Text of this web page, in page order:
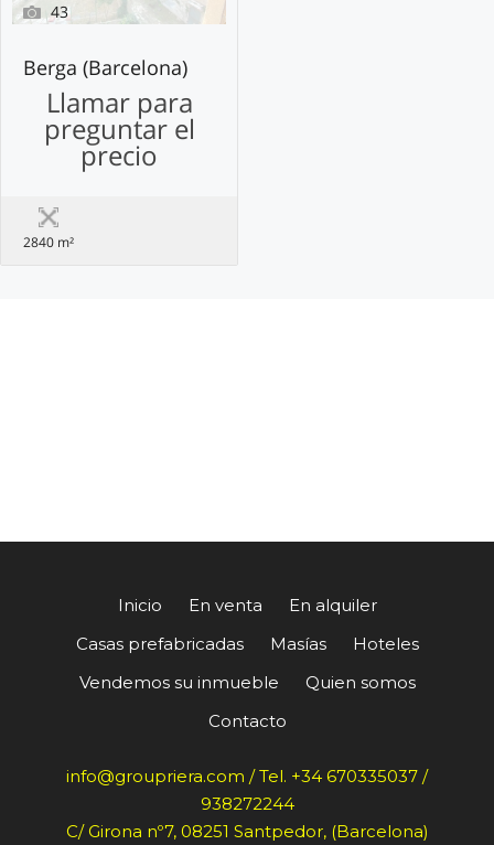
43
Berga (Barcelona)
Llamar para
preguntar el
precio
2840 m²
Inicio En venta
En alquiler
Casas prefabricadas
Masías
Hoteles
Vendemos su inmueble
Quien somos
Contacto
info@groupriera.com / Tel. +34 670335037 /
938272244
C/ Girona nº7, 08251 Santpedor, (Barcelona)